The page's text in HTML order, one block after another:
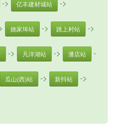
-> 亿丰建材城站 ->
姚家埠站 -> 跳上村站 ->
-> 凡洋湖站 -> 潘店站 -
瓜山(西)站 -> 新抖站 ->